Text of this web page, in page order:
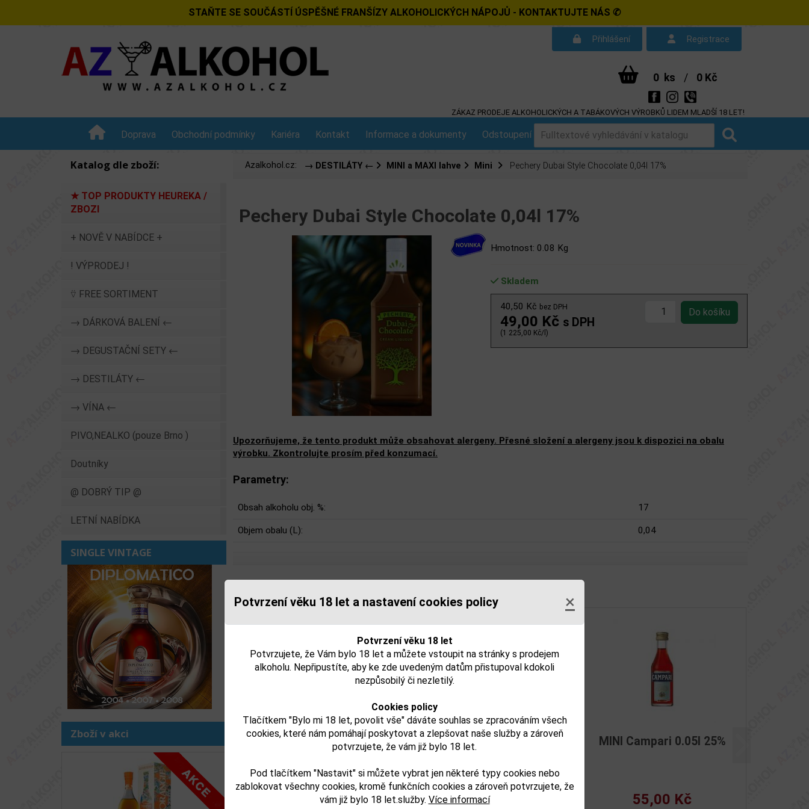
Potvrzení věku 18 let a nastavení cookies policy ×
Potvrzení věku 18 let
Potvrzujete, že Vám bylo 18 let a můžete vstoupit na stránky s prodejem
alkoholu. Nepřipustíte, aby ke zde uvedeným datům přistupoval kdokoli
nezpůsobilý či nezletilý.
Cookies policy
Tlačítkem "Bylo mi 18 let, povolit vše" dáváte souhlas se zpracováním všech
cookies, které nám pomáhají poskytovat a zlepšovat naše služby a zároveň
potvrzujete, že vám již bylo 18 let.
Pod tlačítkem "Nastavit" si můžete vybrat jen některé typy cookies nebo
zablokovat všechny cookies, kromě funkčních cookies a zároveň potvrzujete, že
vám již bylo 18 let.služby. Více informací
STAŇTE SE SOUČÁSTÍ ÚSPĚŠNÉ FRANŠÍZY ALKOHOLICKÝCH NÁPOJŮ - KONTAKTUJTE NÁS ✆
Přihlášení Registrace
0 ks / 0 Kč
ZÁKAZ PRODEJE ALKOHOLICKÝCH A TABÁKOVÝCH VÝROBKŮ LIDEM MLADŠÍ 18 LET!
Doprava Obchodní podmínky Kariéra Kontakt Informace a dokumenty Odstoupení od smlouvy Dotazy
Katalog dle zboží:
★ TOP PRODUKTY HEUREKA /
ZBOZI
+ NOVĚ V NABÍDCE +
! VÝPRODEJ !
⍢ FREE SORTIMENT
→ DÁRKOVÁ BALENÍ ←
→ DEGUSTAČNÍ SETY ←
→ DESTILÁTY ←
→ VÍNA ←
PIVO,NEALKO (pouze Brno )
Doutníky
@ DOBRÝ TIP @
LETNÍ NABÍDKA
SINGLE VINTAGE
Zboží v akci
Azalkohol.cz: → DESTILÁTY ← MINI a MAXI lahve Mini Pechery Dubai Style Chocolate 0,04l 17%
Pechery Dubai Style Chocolate 0,04l 17%
Hmotnost: 0.08 Kg
Skladem
40,50 Kč bez DPH
49,00 Kč s DPH
(1 225,00 Kč/l)
Upozorňujeme, že tento produkt může obsahovat alergeny. Přesné složení a alergeny jsou k dispozici na obalu
výrobku. Zkontrolujte prosím před konzumací.
Parametry:
Obsah alkoholu obj. %: 17
Objem obalu (L): 0,04
Související zboží
MINI Calvados Ch du Breuil
Fine 0,03l 40%
71,00 Kč
MINI Calvados Ch du Breuil
74,00 Kč
MINI Campari 0.05l 25%
55,00 Kč